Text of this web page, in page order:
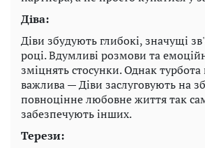
Діва:
Діви збудують глибокі, значущі
році. Вдумливі розмови та
зміцнять стосунки. Однак турбота
важлива — Діви заслуговують на
повноцінне любовне життя так
забезпечують інших.
Терези: